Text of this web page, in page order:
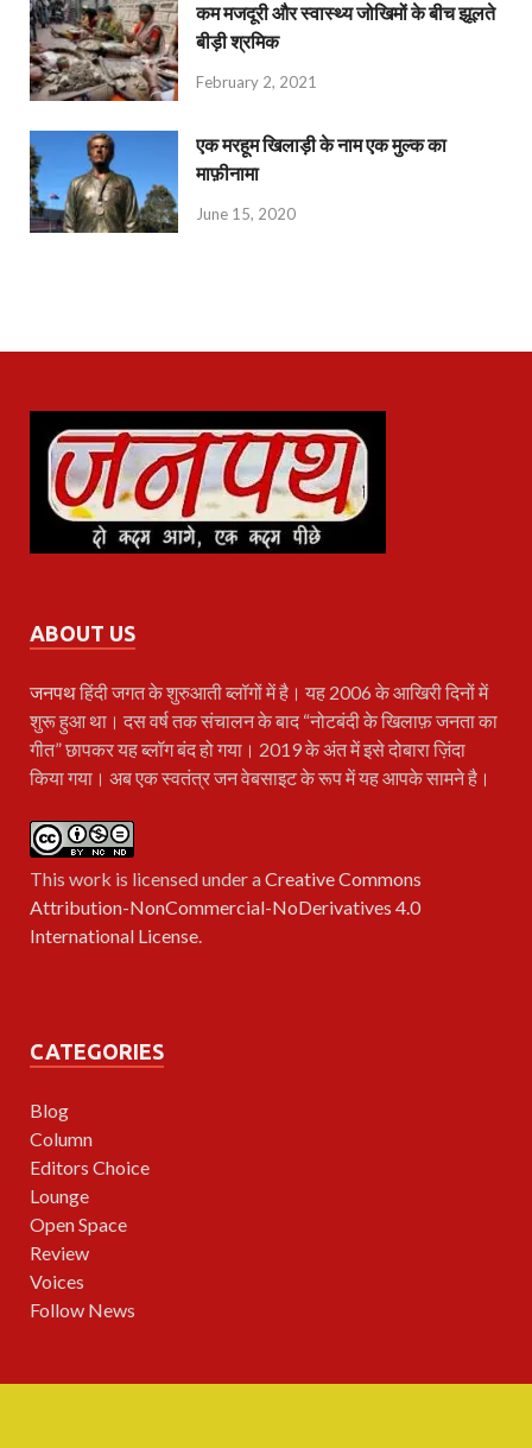
कम मजदूरी और स्वास्थ्य जोखिमों के बीच झूलते
बीड़ी श्रमिक
February 2, 2021
एक मरहूम खिलाड़ी के नाम एक मुल्क का
माफ़ीनामा
June 15, 2020
ABOUT US
जनपथहिंदी जगत के शुरुआती ब्लॉगों में है। यह 2006 के आखिरी दिनों में
शुरू हुआ था। दस वर्ष तक संचालन के बाद “नोटबंदी के खिलाफ़ जनता का
गीत” छापकर यह ब्लॉग बंद हो गया। 2019 के अंत में इसे दोबारा ज़िंदा
किया गया। अब एक स्वतंत्र जन वेबसाइट के रूप में यह आपके सामने है।
This work is licensed under aCreative Commons
Attribution-NonCommercial-NoDerivatives 4.0
International License.
CATEGORIES
Blog
Column
Editors Choice
Lounge
Open Space
Review
Voices
Follow News